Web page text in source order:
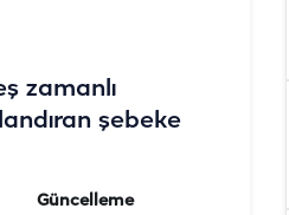
zamanlı
şebeke
Güncelleme